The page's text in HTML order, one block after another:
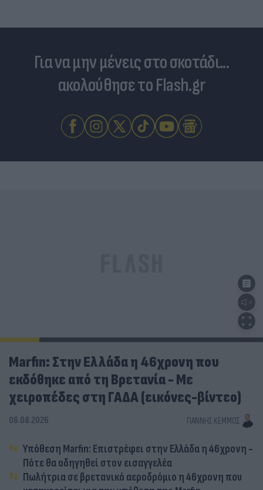
Για να μην μένεις στο σκοτάδι...
ακολούθησε το Flash.gr
Marfin: Στην Ελλάδα η 46χρονη που
εκδόθηκε από τη Βρετανία - Με
χειροπέδες στη ΓΑΔΑ (εικόνες-βίντεο)
06.08.2026 ΓΙΆΝΝΗΣ ΚΈΜΜΟΣ
Υπόθεση Marfin: Επιστρέφει στην Ελλάδα η 46χρονη -
Πότε θα οδηγηθεί στον εισαγγελέα
Πωλήτρια σε βρετανικό αεροδρόμιο η 46χρονη που